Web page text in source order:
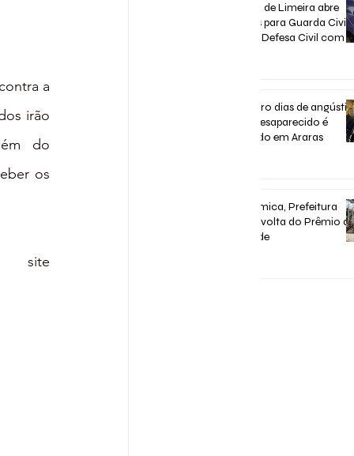
Concurso de Limeira abre
inscrições para Guarda Civil,
Trânsito e Defesa Civil com
Após quatro dias de
homem desaparecido é
encontrado em Araras
Após polêmica, Prefeitura
confirma volta do Prêmio de
Assiduidade
a
irão
do
os